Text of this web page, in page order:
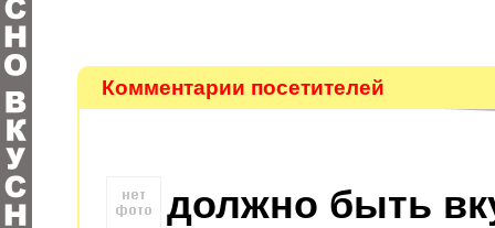
Комментарии посетителей
должно быть